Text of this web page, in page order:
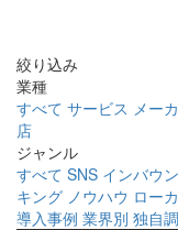
絞り込み
業種
すべて サービス メー
店
ジャンル
すべて SNS インバウ
キング ノウハウ ロー
導入事例 業界別 独自